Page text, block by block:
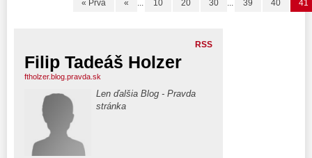
« Prvá « ... 10 20 30 ... 39 40 41
RSS
Filip Tadeáš Holzer
ftholzer.blog.pravda.sk
Len ďalšia Blog - Pravda
stránka